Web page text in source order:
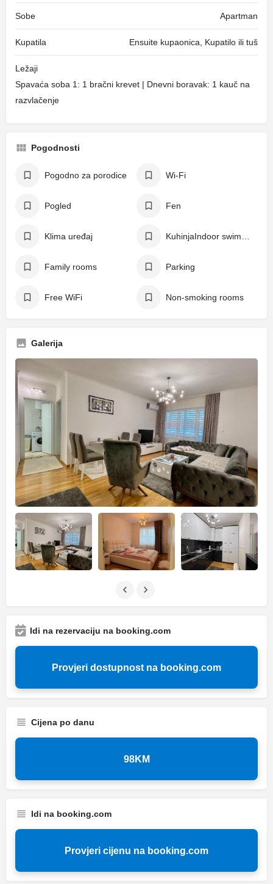
Sobe Apartman
Kupatila Ensuite kupaonica, Kupatilo ili tuš
Ležaji
Spavaća soba 1: 1 bračni krevet | Dnevni boravak: 1 kauč na
razvlačenje
Pogodnosti
Pogodno za porodice Wi-Fi
Pogled Fen
Klima uređaj
Family rooms Parking
Free WiFi Non-smoking rooms
Galerija
Idi na rezervaciju na booking.com
Provjeri dostupnost na booking.com
Cijena po danu
98KM
Idi na booking.com
Provjeri cijenu na booking.com